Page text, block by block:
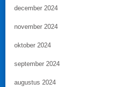
december 2024
november 2024
oktober 2024
september 2024
augustus 2024